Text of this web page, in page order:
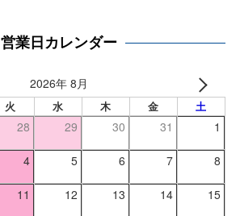
営業日カレンダー
2026年 8月
火 水 木 金 土
28 29 30 31 1
4 5 6 7 8
11 12 13 14 15